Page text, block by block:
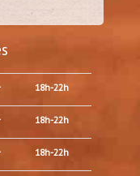
18h-22h
18h-22h
18h-22h